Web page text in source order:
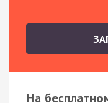
На